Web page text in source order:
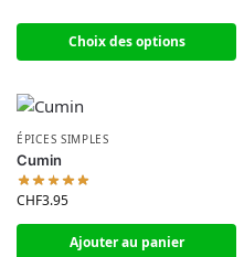
Choix des options
ÉPICES SIMPLES
Cumin
CHF3.95
Ajouter au panier